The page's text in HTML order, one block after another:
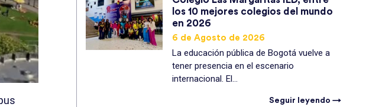
los 10 mejores colegios del mundo
en 2026
6 de Agosto de 2026
La educación pública de Bogotá vuelve a
tener presencia en el escenario
internacional. El...
Seguir leyendo →